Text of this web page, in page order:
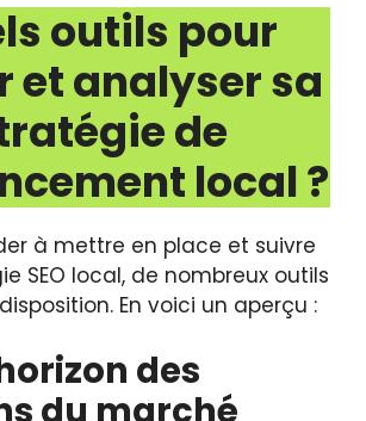
outils pour
et analyser sa
de
local ?
à mettre en place et suivre
SEO local, de nombreux outils
En voici un aperçu :
des
du marché